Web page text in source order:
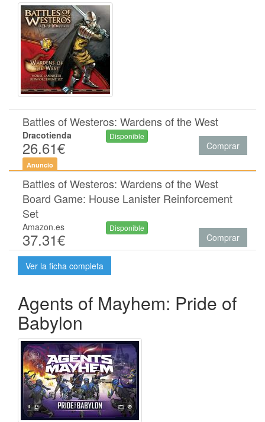
Battles of Westeros: Wardens of the West
Dracotienda
26.61€
Disponible
Comprar
Anuncio
Battles of Westeros: Wardens of the West
Board Game: House Lanister Reinforcement
Set
Amazon.es
37.31€
Disponible
Comprar
Ver la ficha completa
Agents of Mayhem: Pride of
Babylon